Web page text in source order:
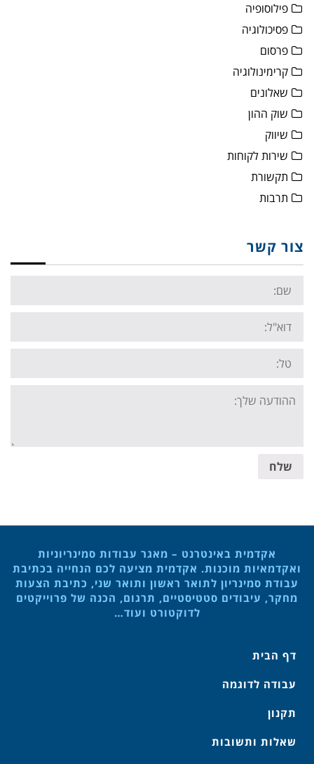
פילוסופיה
פסיכולוגיה
פרסום
קרימינולוגיה
שאלונים
שוק ההון
שיווק
שירות לקוחות
תקשורת
תרבות
צור קשר
Name:
Email:
Tel:
Your
message:
שלח
אקדמית באינטרנט – מאגר עבודות סמינריוניות
ואקדמאיות מוכנות. אקדמית מציעה לכם הנחייה בכתיבת
עבודת סמינריון לתואר ראשון ותואר שני, כתיבת הצעות
מחקר, עיבודים סטטיסטיים, תרגום, הכנה של פרוייקטים
לדוקטורט ועוד…
דף הבית
עבודה לדוגמה
תקנון
שאלות ותשובות